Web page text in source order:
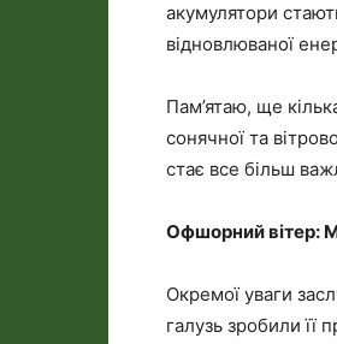
акумулятори
відновлюваної
Пам’ятаю, ще
сонячної та
стає все більш
Офшорний вітер:
Окремої уваги
галузь зробили її